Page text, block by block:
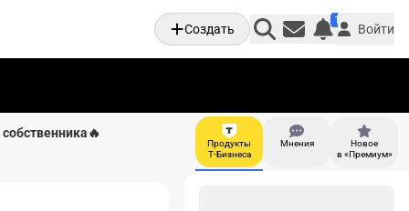
Создать
1
Личные
Войти
Продукты
Т-Бизнеса
Мнения
Новое
в «Премиум»